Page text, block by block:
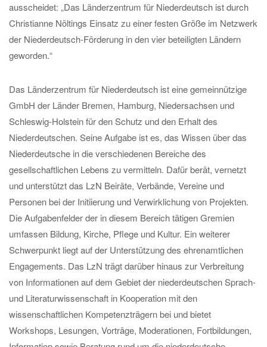
ausscheidet: „Das Länderzentrum für Niederdeutsch ist durch
Christianne Nöltings Einsatz zu einer festen Größe im Netzwerk
der Niederdeutsch-Förderung in den vier beteiligten Ländern
geworden.“
Das Länderzentrum für Niederdeutsch ist eine gemeinnützige
GmbH der Länder Bremen, Hamburg, Niedersachsen und
Schleswig-Holstein für den Schutz und den Erhalt des
Niederdeutschen. Seine Aufgabe ist es, das Wissen über das
Niederdeutsche in die verschiedenen Bereiche des
gesellschaftlichen Lebens zu vermitteln. Dafür berät, vernetzt
und unterstützt das LzN Beiräte, Verbände, Vereine und
Personen bei der Initiierung und Verwirklichung von Projekten.
Die Aufgabenfelder der in diesem Bereich tätigen Gremien
umfassen Bildung, Kirche, Pflege und Kultur. Ein weiterer
Schwerpunkt liegt auf der Unterstützung des ehrenamtlichen
Engagements. Das LzN trägt darüber hinaus zur Verbreitung
von Informationen auf dem Gebiet der niederdeutschen Sprach-
und Literaturwissenschaft in Kooperation mit den
wissenschaftlichen Kompetenzträgern bei und bietet
Workshops, Lesungen, Vorträge, Moderationen, Fortbildungen,